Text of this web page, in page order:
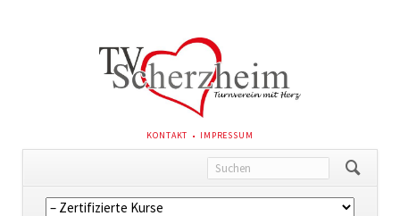
NAVIGATION
ÜBERSPRINGEN
KONTAKT IMPRESSUM
Navigation